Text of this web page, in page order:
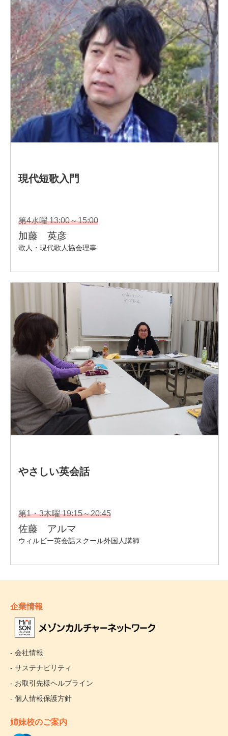
企業情報
- 会社情報
- サステナビリティ
- お取引先様ヘルプライン
- 個人情報保護方針
姉妹校のご案内